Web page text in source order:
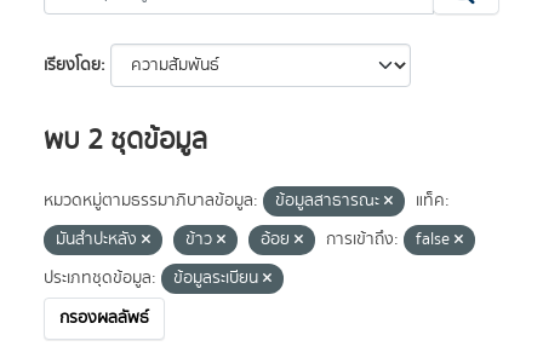
เรียงโดย
พบ 2 ชุดข้อมูล
หมวดหมู่ตามธรรมาภิบาลข้อมูล: ข้อมูลสาธารณะ
แท็ค:
มันสำปะหลัง
ข้าว อ้อย การเข้าถึง:
false
ประเภทชุดข้อมูล:
ข้อมูลระเบียน
กรองผลลัพธ์